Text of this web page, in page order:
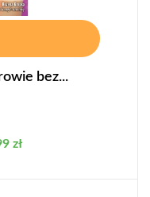
bez...
zł